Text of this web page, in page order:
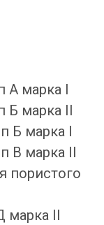
А марка I
Б марка II
Б марка I
В марка II
пористого
марка II